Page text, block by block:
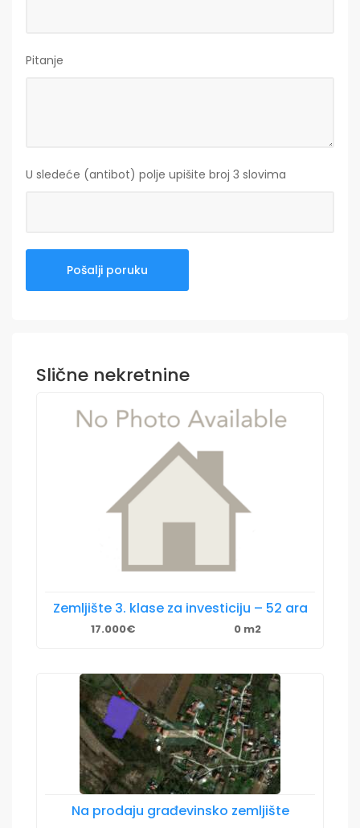
Pitanje
U sledeće (antibot) polje upišite broj 3 slovima
Slične nekretnine
Zemljište 3. klase za investiciju – 52 ara
17.000€ 0 m2
Na prodaju građevinsko zemljište